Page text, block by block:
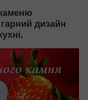
дизайн